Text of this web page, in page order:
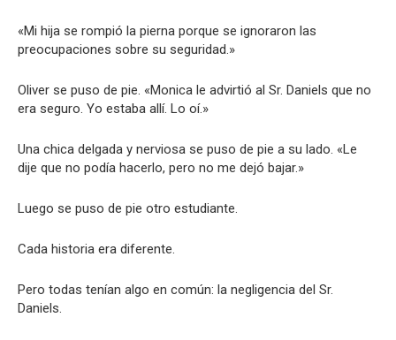
«Mi hija se rompió la pierna porque se ignoraron las
preocupaciones sobre su seguridad.»
Oliver se puso de pie. «Monica le advirtió al Sr. Daniels que no
era seguro. Yo estaba allí. Lo oí.»
Una chica delgada y nerviosa se puso de pie a su lado. «Le
dije que no podía hacerlo, pero no me dejó bajar.»
Luego se puso de pie otro estudiante.
Cada historia era diferente.
Pero todas tenían algo en común: la negligencia del Sr.
Daniels.